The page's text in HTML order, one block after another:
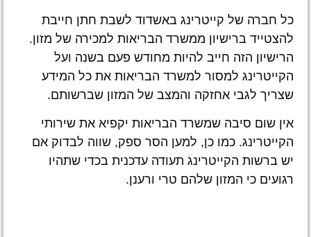
כל חברה של קייטרינג באשדוד לשבת חתן חייבת
להצטייד ברישיון ממשרד הבריאות למכירה של מזון.
הרישיון הזה חייב להיות מחודש פעם בשנה ועל
הקייטרינג למסור למשרד הבריאות את כל המידע
שצריך לגבי אחזקה והמצב של המזון שברשותם.
אין שום סיבה שמשרד הבריאות יקפיא את שירותי
הקייטרינג. כמו כן, למען הסר ספק, שווה לבדוק אם
יש ברשות הקייטרינג תעודה עדכנית בכדי שתהיו
רגועים כי המזון שלהם טרי ורענן.